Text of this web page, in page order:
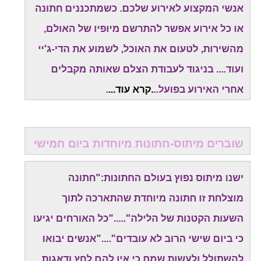
אנשי המקצוע לאירוע שלכם. כשמתכננים חתונה
או כל אירוע אפשר להתרשם מיופיו של האולם,
מהשירות, לטעום את האוכל, לשמוע את הדי-ג'יי
ועוד.... בניגוד לעבודת הצלם שאותה מקבלים
אחרי האירוע בפועל...קרא עוד...
.
שוברים מיתוס-חתונות מיוחדות ביום חמישי
ישנו מיתוס נפוץ בעולם החתונות:"חתונה
מוצלחת זו חתונה מיוחדת שהתארכה לתוך
השעות הקטנות של הלילה"....."כל האורחים יגיעו
כי ביום שישי הרוב לא עובדים"...."אנשים יבואו
להשתולל ולעשות שמח כי אין להם לחץ ודאגות